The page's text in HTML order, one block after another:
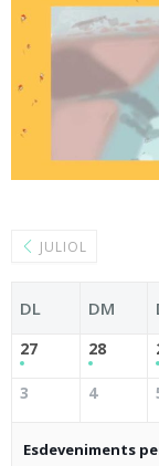
JULIOL
DL DM
27 28
3 4
Esdeveniments